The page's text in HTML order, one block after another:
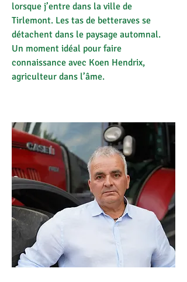
lorsque j’entre dans la ville de
Tirlemont. Les tas de betteraves se
détachent dans le paysage automnal.
Un moment idéal pour faire
connaissance avec Koen Hendrix,
agriculteur dans l’âme.